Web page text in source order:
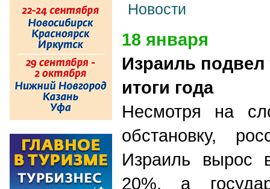
Новости
18 января
Израиль подвел
итоги года
Несмотря на
обстановку,
Израиль вырос
20%, а